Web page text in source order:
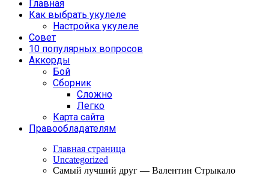
Главная
Как выбрать укулеле
Настройка укулеле
Совет
10 популярных вопросов
Аккорды
Бой
Сборник
Сложно
Легко
Карта сайта
Правообладателям
Главная страница
Uncategorized
Самый лучший друг — Валентин Стрыкало